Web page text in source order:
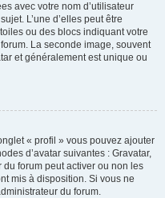
avec votre nom d’utilisateur
L’une d’elles peut être
ou des blocs indiquant votre
La seconde image, souvent
et généralement est unique ou
« profil » vous pouvez ajouter
d’avatar suivantes : Gravatar,
du forum peut activer ou non les
mis à disposition. Si vous ne
du forum.